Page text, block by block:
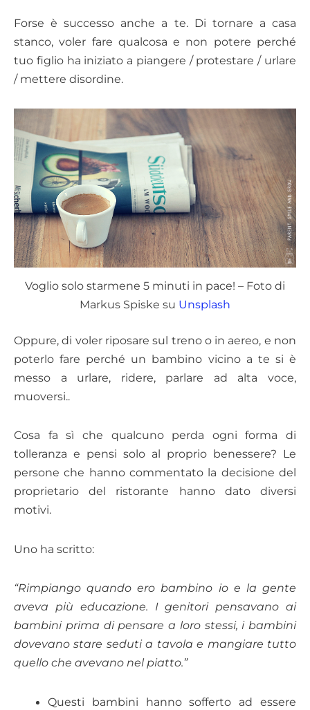
Forse è successo anche a te. Di tornare a casa
stanco, voler fare qualcosa e non potere perché
tuo figlio ha iniziato a piangere / protestare / urlare
/ mettere disordine.
Voglio solo starmene 5 minuti in pace! – Foto di
Markus Spiske su Unsplash
Oppure, di voler riposare sul treno o in aereo, e non
poterlo fare perché un bambino vicino a te si è
messo a urlare, ridere, parlare ad alta voce,
muoversi..
Cosa fa sì che qualcuno perda ogni forma di
tolleranza e pensi solo al proprio benessere? Le
persone che hanno commentato la decisione del
proprietario del ristorante hanno dato diversi
motivi.
Uno ha scritto:
“Rimpiango quando ero bambino io e la gente
aveva più educazione. I genitori pensavano ai
bambini prima di pensare a loro stessi, i bambini
dovevano stare seduti a tavola e mangiare tutto
quello che avevano nel piatto.”
Questi bambini hanno sofferto ad essere